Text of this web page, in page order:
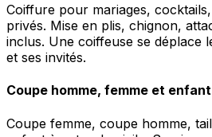
Coiffure pour mariages,
privés. Mise en plis, chignon,
inclus. Une coiffeuse se déplace
et ses invités.
Coupe homme, femme et enfant
Coupe femme, coupe homme,